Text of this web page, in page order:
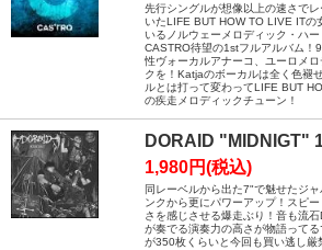
先行シングルが想像以上の速さで
いたLIFE BUT HOW TO LIVE ITの
いるノルウェーメロディック・ハー
CASTRO待望の1stフルアルバム！
性ヴォーカルアナーコ、ユーロメ
クを！Katjaのボーカルは全く色褪
ルとは打って変わってLIFE BUT
の疾走メロディックチューン！
DORAID "MIDNIGT"
1,980円(税込)
同レーベルから出た7"で魅せたジ
ンクから更にパワーアップ！スピ
さを感じさせる爆走ぶり！音も流
が奏でる演奏力の高さが物語って
が350枚くらいと今回も買い逃し厳